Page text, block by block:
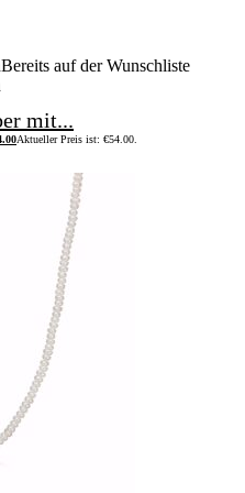
Bereits auf der Wunschliste
mit...
Aktueller Preis ist: €54.00.